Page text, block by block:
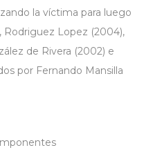
la víctima para luego
Rodriguez Lopez (2004),
de Rivera (2002) e
por Fernando Mansilla